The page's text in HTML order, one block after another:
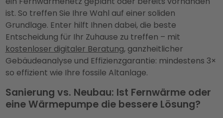
ist. So treffen Sie Ihre Wahl auf einer soliden
Grundlage. Enter hilft Ihnen dabei, die beste
Entscheidung für Ihr Zuhause zu treffen – mit
kostenloser digitaler Beratung, ganzheitlicher
Gebäudeanalyse und Effizienzgarantie: mindestens 3×
so effizient wie Ihre fossile Altanlage.
Sanierung vs. Neubau: Ist Fernwärme oder
eine Wärmepumpe die bessere Lösung?